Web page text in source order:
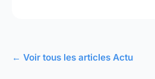
← Voir tous les articles Actu